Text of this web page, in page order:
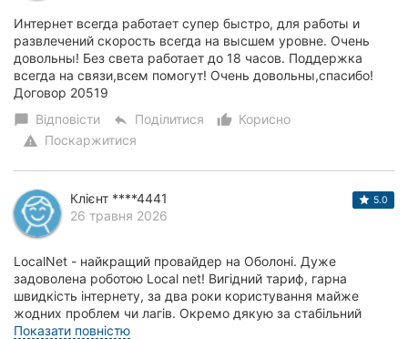
Интернет всегда работает супер быстро, для работы и
развлечений скорость всегда на высшем уровне. Очень
довольны! Без света работает до 18 часов. Поддержка
всегда на связи,всем помогут! Очень довольны,спасибо!
Договор 20519
chat_bubble Відповісти reply Поділитися thumb_up_alt
Корисно
warning Поскаржитися
Клієнт ****4441
26 травня 2026
5.0
LocalNet - найкращий провайдер на Оболоні. Дуже
задоволена роботою Local net! Вигідний тариф, гарна
швидкість інтернету, за два роки користування майже
жодних проблем чи лагів. Окремо дякую за стабільний
інтернет під час відключень електроенергії -...
Показати повністю